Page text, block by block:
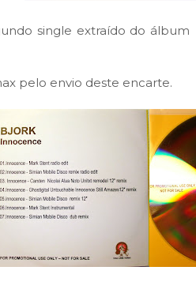
single extraído do álbum
pelo envio deste encarte.